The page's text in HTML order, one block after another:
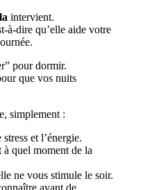
intervient.
à-dire qu’elle aide votre
pour dormir.
que vos nuits
simplement :
stress et l’énergie.
à quel moment de la
ne vous stimule le soir.
avant de